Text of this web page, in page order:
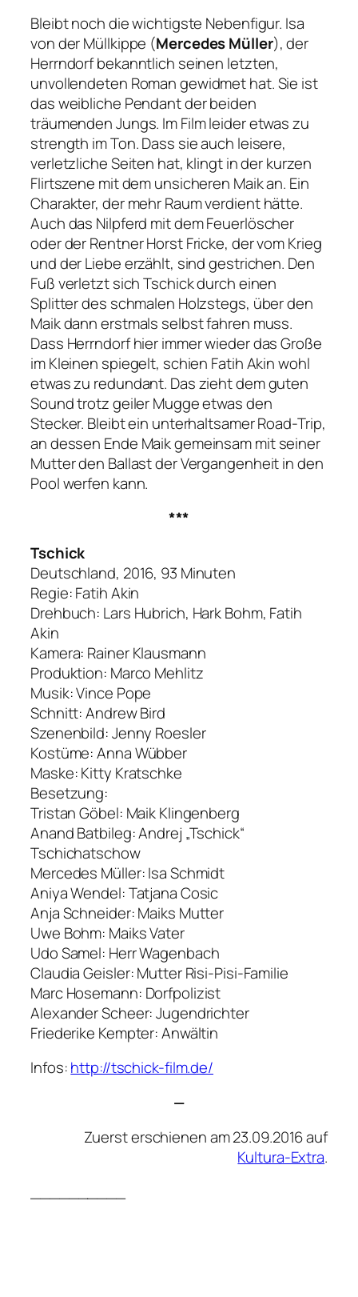
Bleibt noch die wichtigste Nebenfigur. Isa
von der Müllkippe (Mercedes Müller), der
Herrndorf bekanntlich seinen letzten,
unvollendeten Roman gewidmet hat. Sie ist
das weibliche Pendant der beiden
träumenden Jungs. Im Film leider etwas zu
strength im Ton. Dass sie auch leisere,
verletzliche Seiten hat, klingt in der kurzen
Flirtszene mit dem unsicheren Maik an. Ein
Charakter, der mehr Raum verdient hätte.
Auch das Nilpferd mit dem Feuerlöscher
oder der Rentner Horst Fricke, der vom Krieg
und der Liebe erzählt, sind gestrichen. Den
Fuß verletzt sich Tschick durch einen
Splitter des schmalen Holzstegs, über den
Maik dann erstmals selbst fahren muss.
Dass Herrndorf hier immer wieder das Große
im Kleinen spiegelt, schien Fatih Akin wohl
etwas zu redundant. Das zieht dem guten
Sound trotz geiler Mugge etwas den
Stecker. Bleibt ein unterhaltsamer Road-Trip,
an dessen Ende Maik gemeinsam mit seiner
Mutter den Ballast der Vergangenheit in den
Pool werfen kann.
***
Tschick
Deutschland, 2016, 93 Minuten
Regie: Fatih Akin
Drehbuch: Lars Hubrich, Hark Bohm, Fatih
Akin
Kamera: Rainer Klausmann
Produktion: Marco Mehlitz
Musik: Vince Pope
Schnitt: Andrew Bird
Szenenbild: Jenny Roesler
Kostüme: Anna Wübber
Maske: Kitty Kratschke
Besetzung:
Tristan Göbel: Maik Klingenberg
Anand Batbileg: Andrej „Tschick“
Tschichatschow
Mercedes Müller: Isa Schmidt
Aniya Wendel: Tatjana Cosic
Anja Schneider: Maiks Mutter
Uwe Bohm: Maiks Vater
Udo Samel: Herr Wagenbach
Claudia Geisler: Mutter Risi-Pisi-Familie
Marc Hosemann: Dorfpolizist
Alexander Scheer: Jugendrichter
Friederike Kempter: Anwältin
Infos:http://tschick-film.de/
—
Zuerst erschienen am 23.09.2016 auf
Kultura-Extra.